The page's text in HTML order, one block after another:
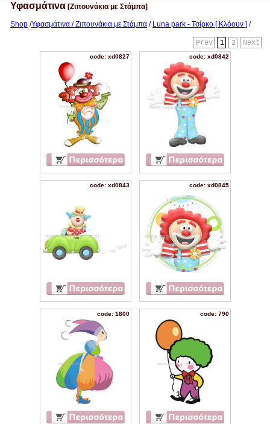
Υφασμάτινα [Ζιπουνάκια με Στάμπα]
Shop /Υφασμάτινα / Ζιπουνάκια με Στάμπα / Luna park - Τσίρκο [ Κλόουν ] /
Next
2
1
Prev
code: xd0827 code: xd0842
code: xd0843 code: xd0845
code: 1800 code: 790